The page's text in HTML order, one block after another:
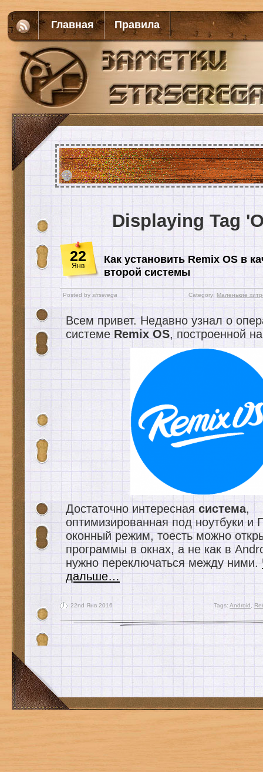
Главная Правила
Displaying Tag
22
Янв
Как установить Remix OS в
второй системы
Posted by strserega Category: Маленькие
Всем привет. Недавно узнал о
системе Remix OS, построенной
Достаточно интересная система,
оптимизированная под ноутбуки и
оконный режим, тоесть можно
программы в окнах, а не как в
нужно переключаться между ними.
дальше…
22nd Янв 2016 Tags:Android ,